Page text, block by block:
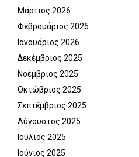
Μάρτιος 2026
Φεβρουάριος 2026
Ιανουάριος 2026
Δεκέμβριος 2025
Νοέμβριος 2025
Οκτώβριος 2025
Σεπτέμβριος 2025
Αύγουστος 2025
Ιούλιος 2025
Ιούνιος 2025